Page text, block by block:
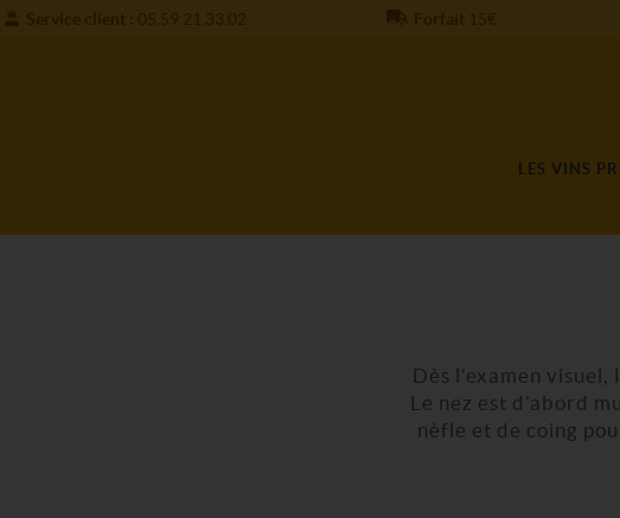
LES VINS
Dès l'examen
Le nez est d'abord
nèfle et de coing